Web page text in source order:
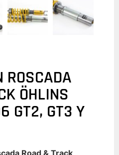
ROSCADA
ÖHLINS
GT2, GT3 Y
Road & Track